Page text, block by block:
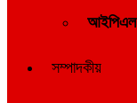
আইপিএল
সম্পাদকীয়